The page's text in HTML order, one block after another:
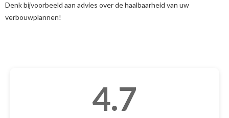
Denk bijvoorbeeld aan advies over de haalbaarheid van uw
verbouwplannen!
4.7